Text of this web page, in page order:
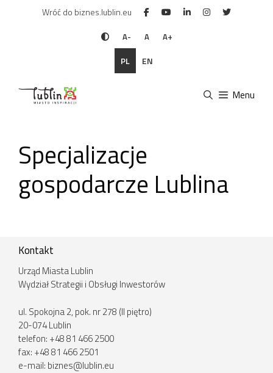
Wróć do biznes.lublin.eu
A- A A+
PL EN
Menu
Specjalizacje
gospodarcze Lublina
Kontakt
Urząd Miasta Lublin
Wydział Strategii i Obsługi Inwestorów
ul. Spokojna 2, pok. nr 278 (II piętro)
20-074 Lublin
telefon: +48 81 466 2500
fax: +48 81 466 2501
e-mail: biznes@lublin.eu